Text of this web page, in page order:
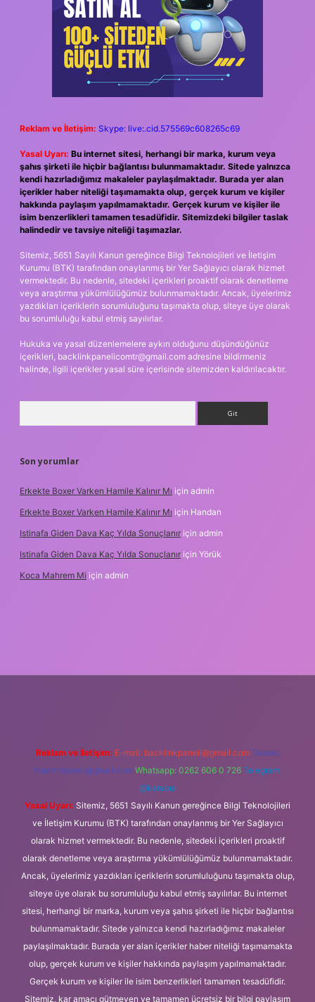
Reklam ve İletişim: Skype: live:.cid.575569c608265c69
Yasal Uyarı: Bu internet sitesi, herhangi bir marka, kurum veya
şahıs şirketi ile hiçbir bağlantısı bulunmamaktadır. Sitede yalnızca
kendi hazırladığımız makaleler paylaşılmaktadır. Burada yer alan
içerikler haber niteliği taşımamakta olup, gerçek kurum ve kişiler
hakkında paylaşım yapılmamaktadır. Gerçek kurum ve kişiler ile
isim benzerlikleri tamamen tesadüfidir. Sitemizdeki bilgiler taslak
halindedir ve tavsiye niteliği taşımazlar.
Sitemiz, 5651 Sayılı Kanun gereğince Bilgi Teknolojileri ve İletişim
Kurumu (BTK) tarafından onaylanmış bir Yer Sağlayıcı olarak hizmet
vermektedir. Bu nedenle, sitedeki içerikleri proaktif olarak denetleme
veya araştırma yükümlülüğümüz bulunmamaktadır. Ancak, üyelerimiz
yazdıkları içeriklerin sorumluluğunu taşımakta olup, siteye üye olarak
bu sorumluluğu kabul etmiş sayılırlar.
Hukuka ve yasal düzenlemelere aykırı olduğunu düşündüğünüz
içerikleri, backlinkpanelicomtr@gmail.com adresine bildirmeniz
halinde, ilgili içerikler yasal süre içerisinde sitemizden kaldırılacaktır.
Son yorumlar
Erkekte Boxer Varken Hamile Kalınır Mı için admin
Erkekte Boxer Varken Hamile Kalınır Mı için Handan
Istinafa Giden Dava Kaç Yılda Sonuçlanır için admin
Istinafa Giden Dava Kaç Yılda Sonuçlanır için Yörük
Koca Mahrem Mi için admin
Reklam ve İletişim: E-mail: backlinkpaneli@gmail.com Teams:
forumhizmeti@gmail.com Whatsapp: 0262 606 0 726 Telegram:
@karabul
Yasal Uyarı: Sitemiz, 5651 Sayılı Kanun gereğince Bilgi Teknolojileri
ve İletişim Kurumu (BTK) tarafından onaylanmış bir Yer Sağlayıcı
olarak hizmet vermektedir. Bu nedenle, sitedeki içerikleri proaktif
olarak denetleme veya araştırma yükümlülüğümüz bulunmamaktadır.
Ancak, üyelerimiz yazdıkları içeriklerin sorumluluğunu taşımakta olup,
siteye üye olarak bu sorumluluğu kabul etmiş sayılırlar. Bu internet
sitesi, herhangi bir marka, kurum veya şahıs şirketi ile hiçbir bağlantısı
bulunmamaktadır. Sitede yalnızca kendi hazırladığımız makaleler
paylaşılmaktadır. Burada yer alan içerikler haber niteliği taşımamakta
olup, gerçek kurum ve kişiler hakkında paylaşım yapılmamaktadır.
Gerçek kurum ve kişiler ile isim benzerlikleri tamamen tesadüfidir.
Sitemiz, kar amacı gütmeyen ve tamamen ücretsiz bir bilgi paylaşım